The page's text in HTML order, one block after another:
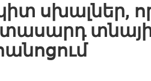
սխալներ,